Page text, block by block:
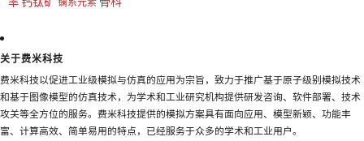
关于费米科技
费米科技以促进工业级模拟与仿真的应用为宗旨，致力于推广基于原子级别模拟技术
和基于图像模型的仿真技术，为学术和工业研究机构提供研发咨询、软件部署、技术
攻关等全方位的服务。费米科技提供的模拟方案具有面向应用、模型新颖、功能丰
富、计算高效、简单易用的特点，已经服务于众多的学术和工业用户。